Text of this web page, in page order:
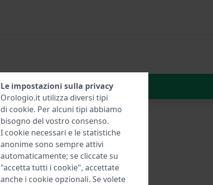
Aggiungi al carrello
Le impostazioni sulla privacy
Orologio.it utilizza diversi tipi
di cookie. Per alcuni tipi abbiamo
bisogno del vostro consenso.
I cookie necessari e le statistiche
anonime sono sempre attivi
automaticamente; se cliccate su
"accetta tutti i cookie", accettate
anche i cookie opzionali. Se volete